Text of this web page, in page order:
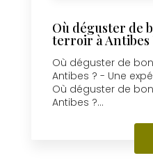
Où déguster de
terroir à Antibes
Où déguster de
Antibes ? - Une
Où déguster de
Antibes ?...